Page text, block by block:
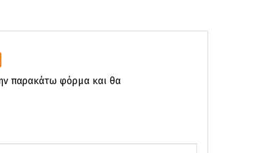
παρακάτω φόρμα και θα